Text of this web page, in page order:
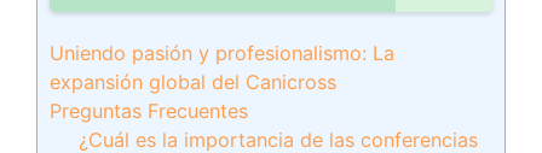
Uniendo pasión y profesionalismo: La
expansión global del Canicross
Preguntas Frecuentes
¿Cuál es la importancia de las conferencias